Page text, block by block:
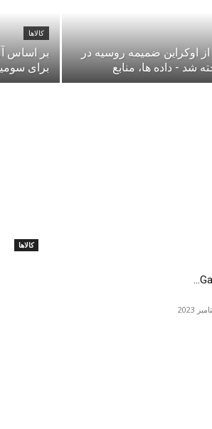
اوکراین ضمیمه روسیه در
شد - داده ها، منابع
کالاها
بر اساس
برای
کالاها